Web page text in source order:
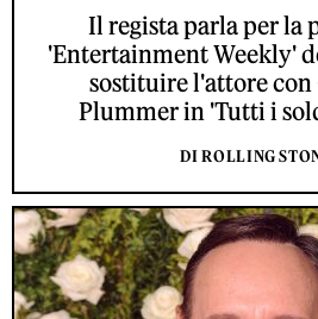
Il regista parla per la
'Entertainment Weekly'
sostituire l'attore
Plummer in 'Tutti i
DI ROLLING